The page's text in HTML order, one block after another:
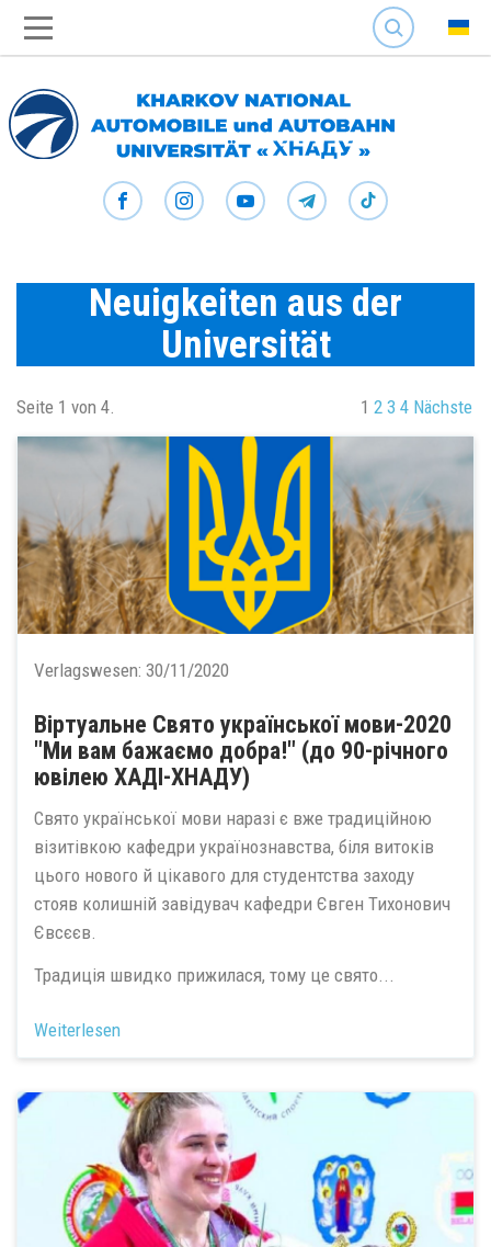
SEARCH
Neuigkeiten aus der
Universität
Seite 1 von 4. 1 2 3 4 Nächste
Verlagswesen: 30/11/2020
Віртуальне Свято української мови-2020
"Ми вам бажаємо добра!" (до 90-річного
ювілею ХАДІ-ХНАДУ)
Свято української мови наразі є вже традиційною
візитівкою кафедри українознавства, біля витоків
цього нового й цікавого для студентства заходу
стояв колишній завідувач кафедри Євген Тихонович
Євсєєв.
Традиція швидко прижилася, тому це свято...
Weiterlesen